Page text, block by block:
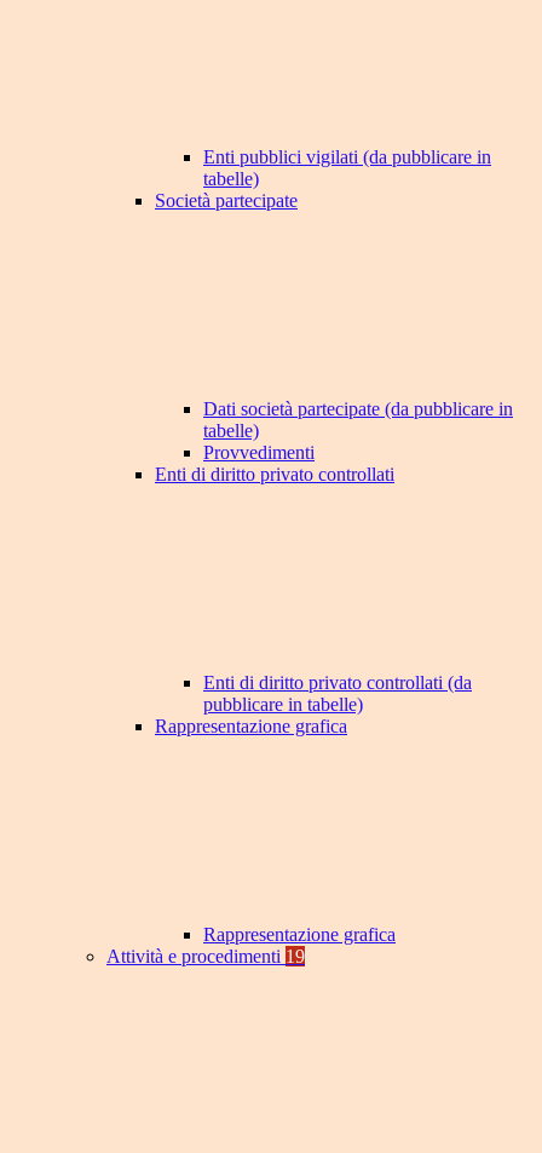
Enti pubblici vigilati (da pubblicare in
tabelle)
Società partecipate
Dati società partecipate (da pubblicare in
tabelle)
Provvedimenti
Enti di diritto privato controllati
Enti di diritto privato controllati (da
pubblicare in tabelle)
Rappresentazione grafica
Rappresentazione grafica
Attività e procedimenti 19